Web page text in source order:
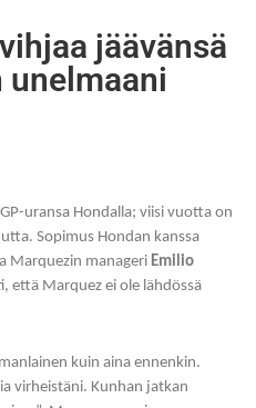
jäävänsä
unelmaani
uransa Hondalla; viisi vuotta on
Sopimus Hondan kanssa
Marquezin manageri Emilio
että Marquez ei ole lähdössä
kuin aina ennenkin.
virheistäni. Kunhan jatkan